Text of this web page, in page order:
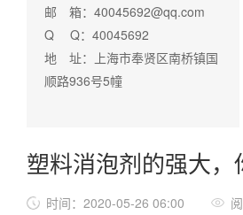
邮 箱：40045692@qq.com
Q Q：40045692
地 址：上海市奉贤区南桥镇国
顺路936号5幢
塑料消泡剂的强大，
时间：2020-05-26 06:00